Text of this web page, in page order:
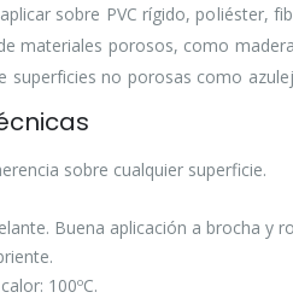
sobre PVC rígido, poliéster,
materiales porosos, como
superficies no porosas como
sobre cualquier superficie.
Buena aplicación a brocha y
100ºC.